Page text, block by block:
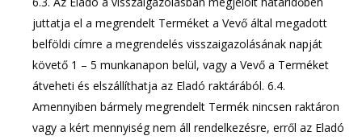
juttatja el a megrendelt Terméket a Vevő által megadott
belföldi címre a megrendelés visszaigazolásának napját
követő 1 – 5 munkanapon belül, vagy a Vevő a Terméket
átveheti és elszállíthatja az Eladó raktárából. 6.4.
Amennyiben bármely megrendelt Termék nincsen raktáron
vagy a kért mennyiség nem áll rendelkezésre, erről az Eladó